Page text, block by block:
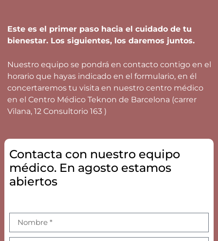
Este es el primer paso hacia el cuidado de tu
bienestar. Los siguientes, los daremos juntos.
Nuestro equipo se pondrá en contacto contigo en el
horario que hayas indicado en el formulario, en él
concertaremos tu visita en nuestro centro médico
en el Centro Médico Teknon de Barcelona (carrer
Vilana, 12 Consultorio 163 )
Contacta con nuestro equipo
médico. En agosto estamos
abiertos